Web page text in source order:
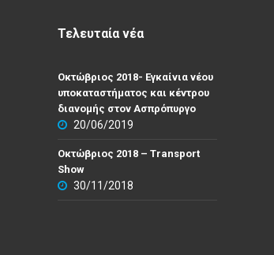
Τελευταία νέα
Οκτώβριος 2018- Εγκαίνια νέου
υποκαταστήματος και κέντρου
διανομής στον Ασπρόπυργο
20/06/2019
Οκτώβριος 2018 – Transport
Show
30/11/2018